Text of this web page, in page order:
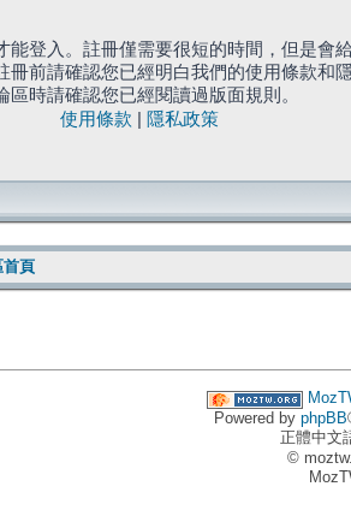
能登入。註冊僅需要很短的時間，但是會
冊前請確認您已經明白我們的使用條款和
區時請確認您已經閱讀過版面規則。
使用條款
隱私政策
首頁
Powered by phpBB
正體中文
©